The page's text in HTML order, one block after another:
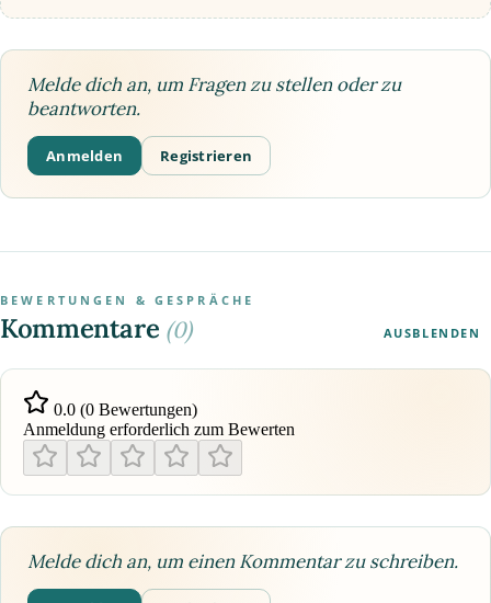
Melde dich an, um Fragen zu stellen oder zu
beantworten.
Anmelden Registrieren
BEWERTUNGEN & GESPRÄCHE
Kommentare (0) AUSBLENDEN
0.0 (0 Bewertungen)
Anmeldung erforderlich zum Bewerten
Melde dich an, um einen Kommentar zu schreiben.